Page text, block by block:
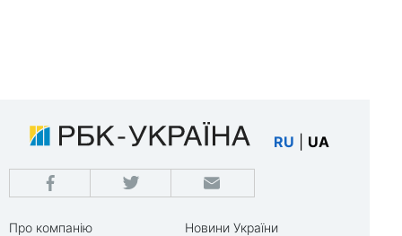
RU UA
Про компанію
Новини України